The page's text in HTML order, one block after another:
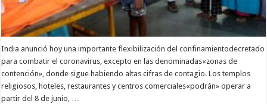
India anunció hoy una importante flexibilización del confinamientodecretado
para combatir el coronavirus, excepto en las denominadas«zonas de
contención», donde sigue habiendo altas cifras de contagio. Los templos
religiosos, hoteles, restaurantes y centros comerciales«podrán» operar a
partir del 8 de junio, …